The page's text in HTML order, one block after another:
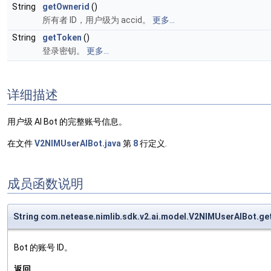
String
getOwnerid ()
所有者 ID，用户级为 accid。 更多...
String
getToken ()
登录密钥。 更多...
详细描述
用户级 AI Bot 的完整账号信息。
在文件V2NIMUserAIBot.java 第 8行定义.
成员函数说明
String
Bot 的账号 ID。